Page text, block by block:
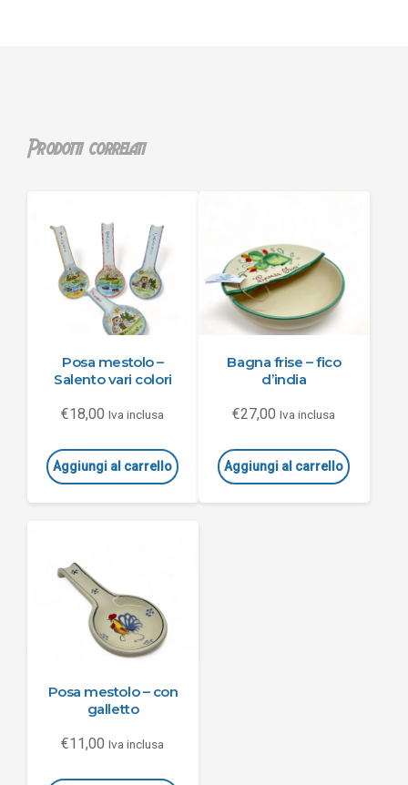
Prodotti correlati
Posa mestolo –
Salento vari colori
€18,00 Iva inclusa
Aggiungi al carrello
Bagna frise – fico
d’india
€27,00 Iva inclusa
Aggiungi al carrello
Posa mestolo – con
galletto
€11,00 Iva inclusa